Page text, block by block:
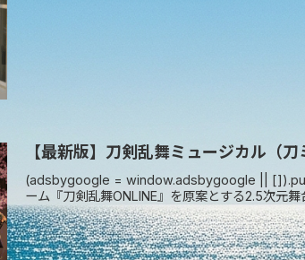
【最新版】刀剣乱舞ミュージカル（
(adsbygoogle = window.adsbygoogle ||
ーム『刀剣乱舞ONLINE』を原案とする2.5次元舞